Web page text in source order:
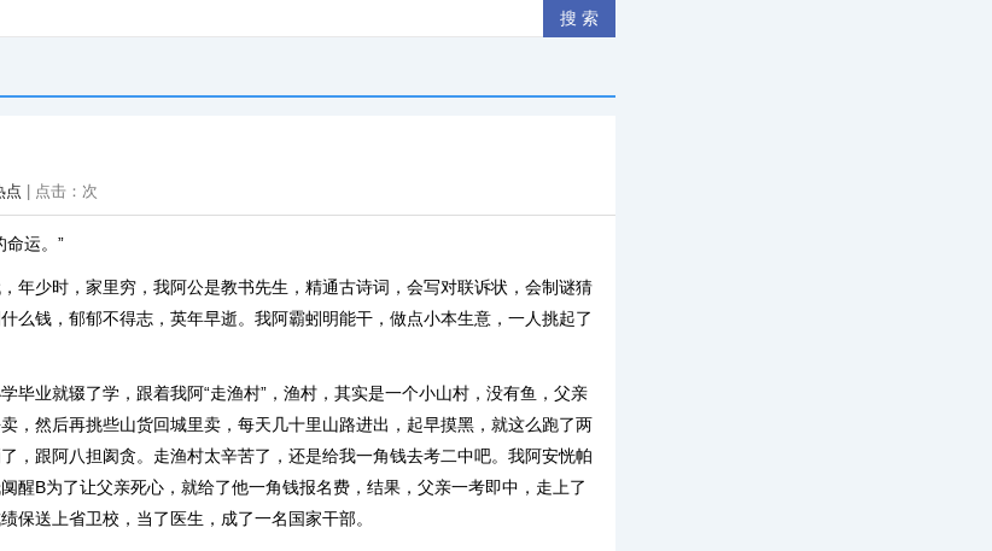
点 | 点击： 次
命运。”
年少时，家里穷，我阿公是教书先生，精通古诗词，会写对联诉状，会制谜猜
么钱，郁郁不得志，英年早逝。我阿霸蚓明能干，做点小本生意，一人挑起了
毕业就辍了学，跟着我阿“走渔村”，渔村，其实是一个小山村，没有鱼，父亲
，然后再挑些山货回城里卖，每天几十里山路进出，起早摸黑，就这么跑了两
，跟阿八担阂贪。走渔村太辛苦了，还是给我一角钱去考二中吧。我阿安恍帕
醒В为了让父亲死心，就给了他一角钱报名费，结果，父亲一考即中，走上了
保送上省卫校，当了医生，成了一名国家干部。